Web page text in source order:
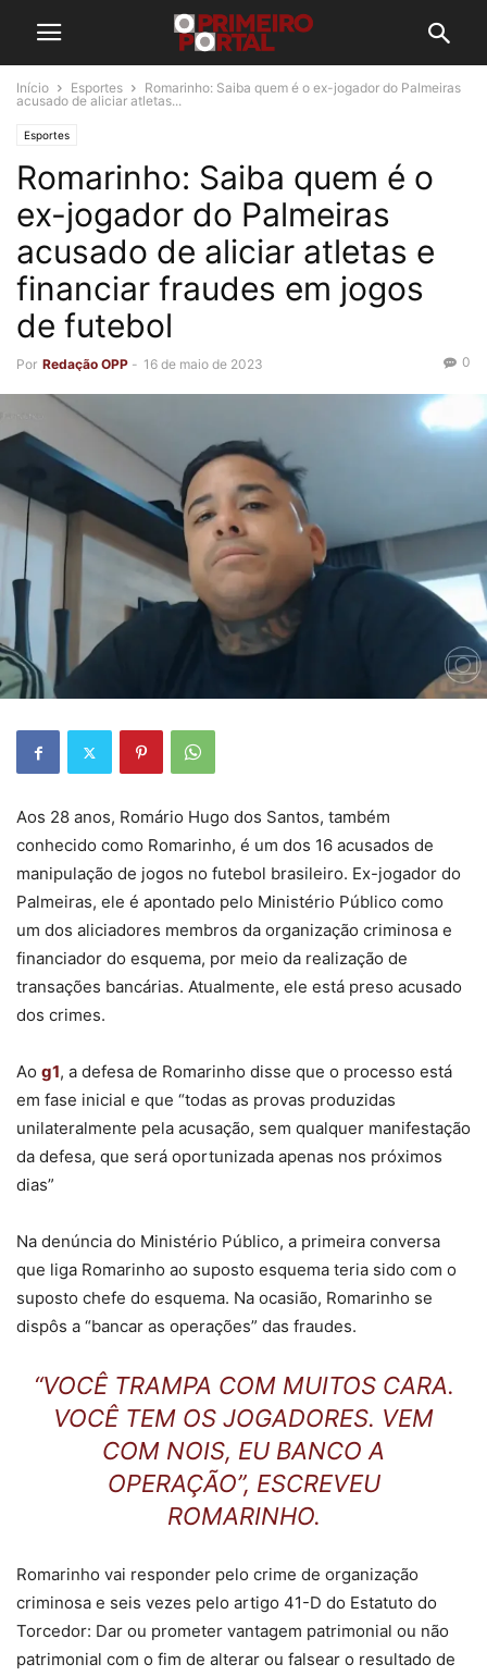
Início Esportes
Romarinho: Saiba quem é o ex-jogador do Palmeiras
acusado de aliciar atletas...
Esportes
Romarinho: Saiba quem é o
ex-jogador do Palmeiras
acusado de aliciar atletas e
financiar fraudes em jogos
de futebol
Por Redação OPP - 16 de maio de 2023 0
Aos 28 anos, Romário Hugo dos Santos, também
conhecido como Romarinho, é um dos 16 acusados de
manipulação de jogos no futebol brasileiro. Ex-jogador do
Palmeiras, ele é apontado pelo Ministério Público como
um dos aliciadores membros da organização criminosa e
financiador do esquema, por meio da realização de
transações bancárias. Atualmente, ele está preso acusado
dos crimes.
Ao g1, a defesa de Romarinho disse que o processo está
em fase inicial e que “todas as provas produzidas
unilateralmente pela acusação, sem qualquer manifestação
da defesa, que será oportunizada apenas nos próximos
dias”
Na denúncia do Ministério Público, a primeira conversa
que liga Romarinho ao suposto esquema teria sido com o
suposto chefe do esquema. Na ocasião, Romarinho se
dispôs a “bancar as operações” das fraudes.
“VOCÊ TRAMPA COM MUITOS CARA.
VOCÊ TEM OS JOGADORES. VEM
COM NOIS, EU BANCO A
OPERAÇÃO”, ESCREVEU
ROMARINHO.
Romarinho vai responder pelo crime de organização
criminosa e seis vezes pelo artigo 41-D do Estatuto do
Torcedor: Dar ou prometer vantagem patrimonial ou não
patrimonial com o fim de alterar ou falsear o resultado de